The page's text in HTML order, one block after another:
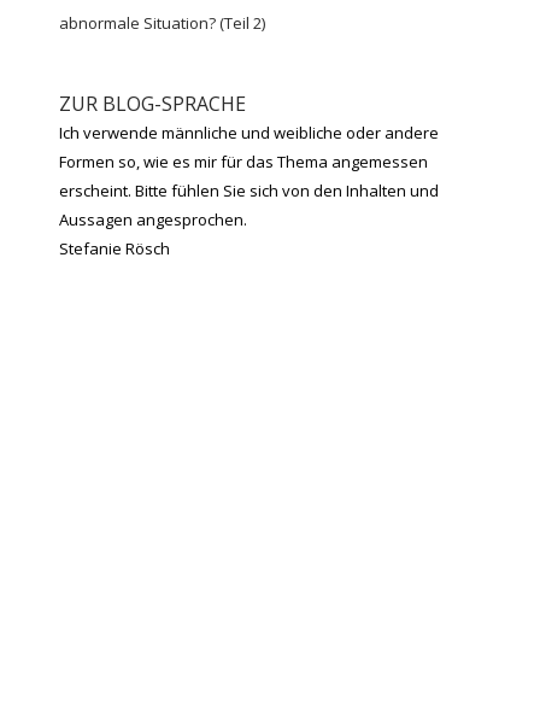
abnormale Situation? (Teil 2)
ZUR BLOG-SPRACHE
Ich verwende männliche und weibliche oder andere
Formen so, wie es mir für das Thema angemessen
erscheint. Bitte fühlen Sie sich von den Inhalten und
Aussagen angesprochen.
Stefanie Rösch